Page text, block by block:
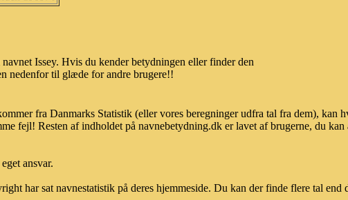
Issey. Hvis du kender betydningen eller finder den
nedenfor til glæde for andre brugere!!
fra Danmarks Statistik (eller vores beregninger udfra tal fra dem), kan
fejl! Resten af indholdet på navnebetydning.dk er lavet af brugerne, du
ansvar.
har sat navnestatistik på deres hjemmeside. Du kan der finde flere tal end